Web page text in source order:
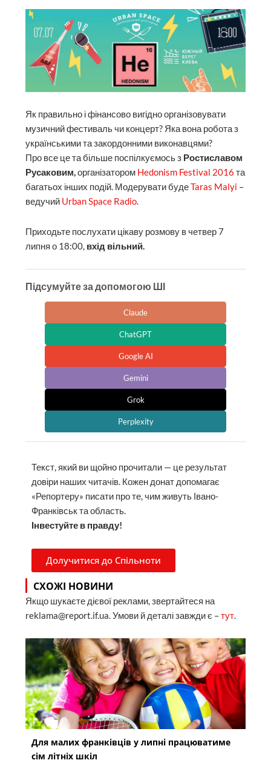
Як правильно і фінансово вигідно організовувати
музичний фестиваль чи концерт? Яка вона робота з
українськими та закордонними виконавцями?
Про все це та більше поспілкуємось з Ростиславом
Русаковим,організатором Hedonism Festival 2016 та
багатьох інших подій. Модерувати будеTaras Malyi –
ведучий Urban Space Radio.
Приходьте послухати цікаву розмову в четвер 7
липня о 18:00, вхід вільний.
Підсумуйте за допомогою ШІ
Claude
ChatGPT
Google AI
Gemini
Grok
Perplexity
Текст, який ви щойно прочитали — це результат
довіри наших читачів. Кожен донат допомагає
«Репортеру» писати про те, чим живуть Івано-
Франківськ та область.
Інвестуйте в правду!
Долучитися до Спільноти
СХОЖІ НОВИНИ
Якщо шукаєте дієвої реклами, звертайтеся на
reklama@report.if.ua. Умови й деталі завжди є –тут.
Для малих франківців у липні працюватиме
сім літніх шкіл